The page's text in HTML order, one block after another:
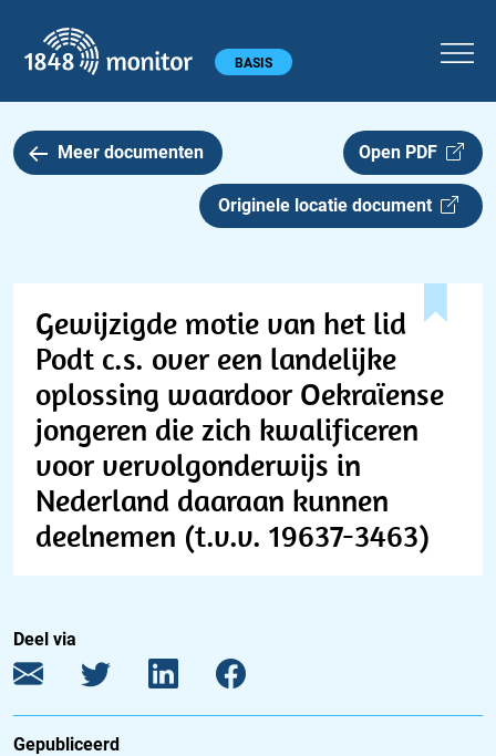
Hoofdmenu BASIS
Meer documenten Open PDF
Originele locatie document
Gewijzigde motie van het lid
Podt c.s. over een landelijke
oplossing waardoor Oekraïense
jongeren die zich kwalificeren
voor vervolgonderwijs in
Nederland daaraan kunnen
deelnemen (t.v.v. 19637-3463)
Deel via
Gepubliceerd